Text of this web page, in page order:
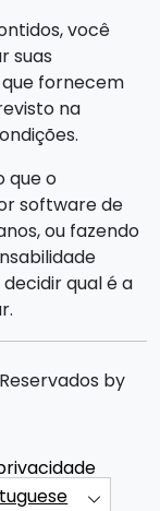
você
suas
fornecem
na
que o
software de
ou fazendo
qual é a
by